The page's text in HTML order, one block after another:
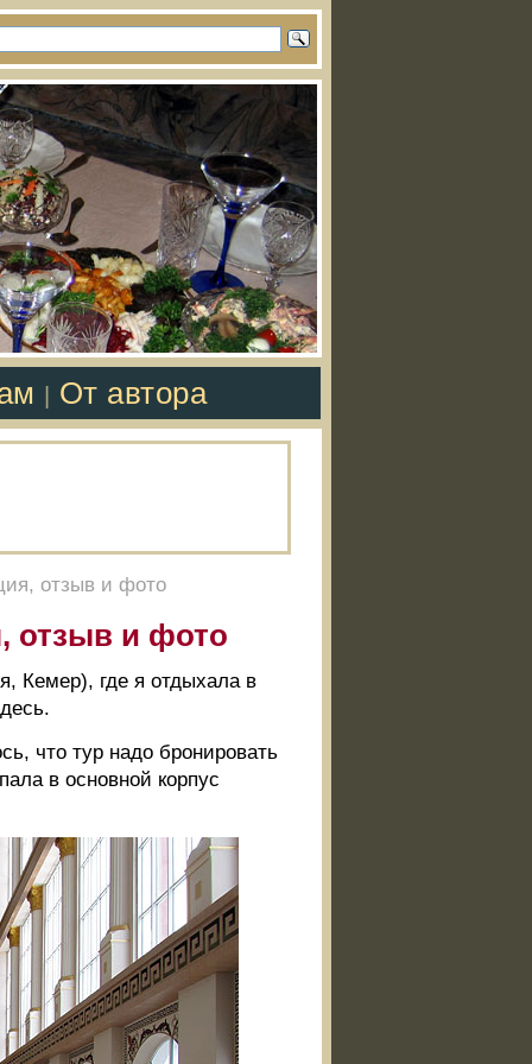
От автора
отзыв и фото
отзыв и фото
Кемер), где я отдыхала в
что тур надо бронировать
в основной корпус